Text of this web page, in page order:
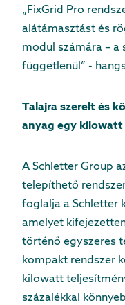
„FixGrid Pro
alátámasztást és
modul számára – a
függetlenül” -
Talajra szerelt és
anyag egy
A Schletter Group
telepíthető
foglalja a Schletter
amelyet
történő egyszeres
kompakt rendszer
kilowatt
százalékkal